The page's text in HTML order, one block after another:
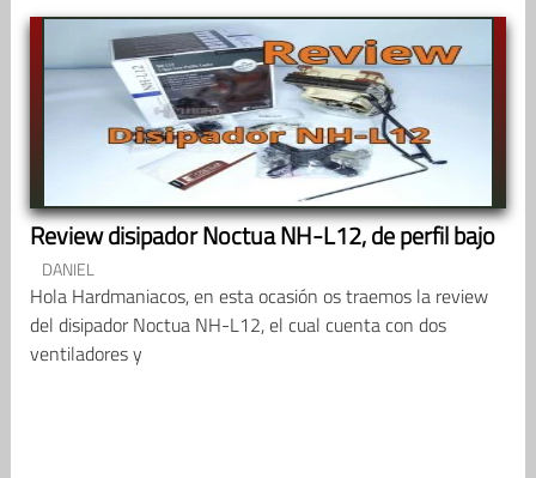
Review disipador Noctua NH-L12, de perfil bajo
DANIEL
Hola Hardmaniacos, en esta ocasión os traemos la review
del disipador Noctua NH-L12, el cual cuenta con dos
ventiladores y